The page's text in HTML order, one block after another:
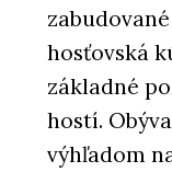
hosťovská
základné
hostí.
výhľadom